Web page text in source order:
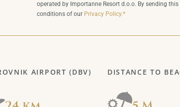
operated by Importanne Resort d.o.o. By sending
conditions of our Privacy Policy.*
AIRPORT (DBV) DISTANCE TO